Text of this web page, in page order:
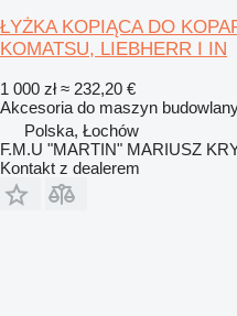
ŁYŻKA KOPIĄCA DO
KOMATSU, LIEBHERR I IN
1 000 zł ≈ 232,20 €
Akcesoria do maszyn
Polska, Łochów
F.M.U "MARTIN" MARIUSZ
Kontakt z dealerem